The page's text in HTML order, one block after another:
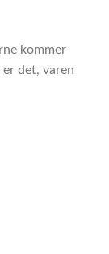
kommer
det, varen